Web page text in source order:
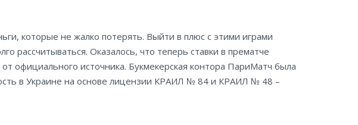
которые не жалко потерять. Выйти в плюс с этими играми
рассчитываться. Оказалось, что теперь ставки в прематче
официального источника. Букмекерская контора ПариМатч была
в Украине на основе лицензии КРАИЛ № 84 и КРАИЛ № 48 –